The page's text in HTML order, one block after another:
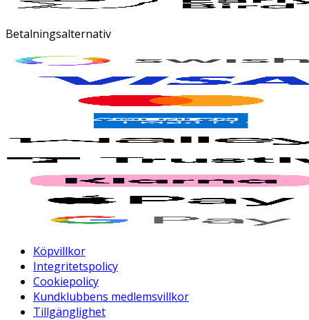
Betalningsalternativ
Köpvillkor
Integritetspolicy
Cookiepolicy
Kundklubbens medlemsvillkor
Tillgänglighet